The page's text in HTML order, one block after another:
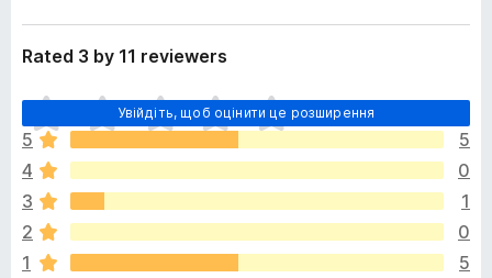
Rated 3 by 11 reviewers
Увійдіть, щоб оцінити це розширення
Щ
е
н
е
м
а
є
о
5
5
4
0
3
1
2
0
1
5